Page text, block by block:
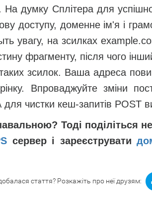
На думку Сплітера для
доступу, доменне ім'я і
увагу, на зсилках
фрагменту, після чого
таких зсилок. Ваша адреса
Впроваджуйте зміни
чистки кеш-запитів POST
Тоді
сервер і зареєструвати
стаття? Розкажіть про неї друзям: